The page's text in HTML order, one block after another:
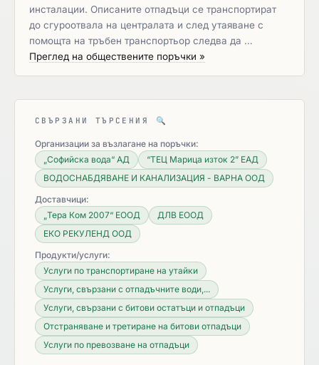
инсталации. Описаните отпадъци се транспортират
до сгуроотвала на централата и след утаяване с
помощта на тръбен транспортьор следва да …
Преглед на обществените поръчки »
СВЪРЗАНИ ТЪРСЕНИЯ 🔍
Организации за възлагане на поръчки:
„Софийска вода“ АД
“ТЕЦ Марица изток 2” ЕАД
ВОДОСНАБДЯВАНЕ И КАНАЛИЗАЦИЯ - ВАРНА ООД
Доставчици:
„Тера Ком 2007“ ЕООД
ДЛВ ЕООД
ЕКО РЕКУЛЕНД ООД
Продукти/услуги:
Услуги по транспортиране на утайки
Услуги, свързани с отпадъчните води,...
Услуги, свързани с битови остатъци и отпадъци
Отстраняване и третиране на битови отпадъци
Услуги по превозване на отпадъци